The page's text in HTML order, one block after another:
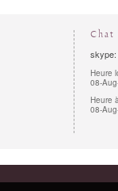
Chat
skype:
Heure
08-
Heure
08-